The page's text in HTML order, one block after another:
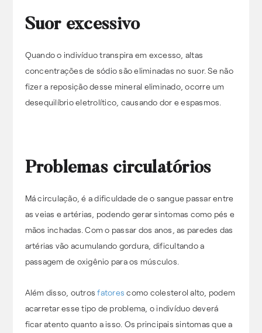
Suor excessivo
Quando o indivíduo transpira em excesso, altas
concentrações de sódio são eliminadas no suor. Se não
fizer a reposição desse mineral eliminado, ocorre um
desequilíbrio eletrolítico, causando dor e espasmos.
Problemas circulatórios
Má circulação, é a dificuldade de o sangue passar entre
as veias e artérias, podendo gerar sintomas como pés e
mãos inchadas. Com o passar dos anos, as paredes das
artérias vão acumulando gordura, dificultando a
passagem de oxigênio para os músculos.
Além disso, outrosfatores como colesterol alto, podem
acarretar esse tipo de problema, o indivíduo deverá
ficar atento quanto a isso. Os principais sintomas que a